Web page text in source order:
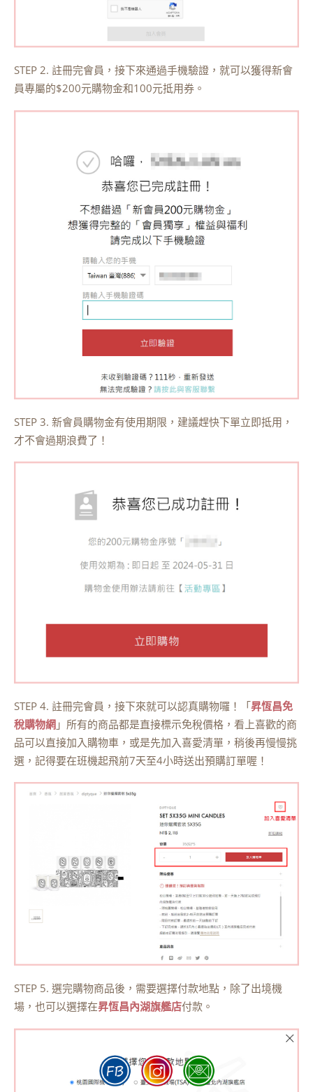
STEP 2. 註冊完會員，接下來通過手機驗證，就可以獲得新會
員專屬的$200元購物金和100元抵用券。
STEP 3. 新會員購物金有使用期限，建議趕快下單立即抵用，
才不會過期浪費了！
STEP 4. 註冊完會員，接下來就可以認真購物囉！「昇恆昌免
稅購物網 」所有的商品都是直接標示免稅價格，看上喜歡的商
品可以直接加入購物車，或是先加入喜愛清單，稍後再慢慢挑
選，記得要在班機起飛前7天至4小時送出預購訂單喔！
STEP 5. 選完購物商品後，需要選擇付款地點，除了出境機
場，也可以選擇在昇恆昌內湖旗艦店付款。